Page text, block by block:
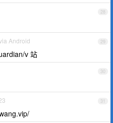
28
29
Android
v 站
30
31